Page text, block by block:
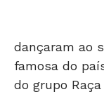
dançaram ao
famosa do
do grupo
com os